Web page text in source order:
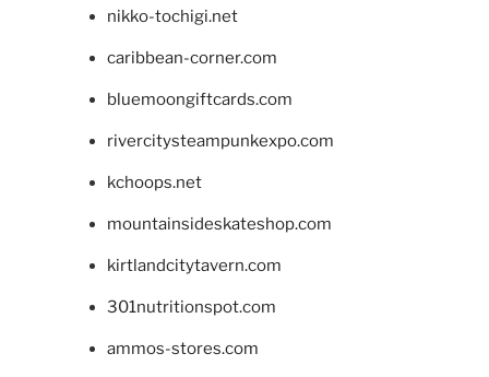
nikko-tochigi.net
caribbean-corner.com
bluemoongiftcards.com
rivercitysteampunkexpo.com
kchoops.net
mountainsideskateshop.com
kirtlandcitytavern.com
301nutritionspot.com
ammos-stores.com